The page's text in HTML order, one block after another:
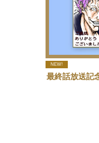
NEW!
最終話放送記